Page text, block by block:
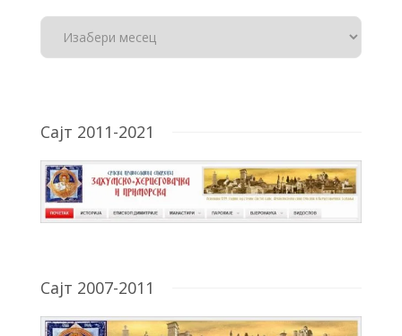
Сајт 2011-2021
Сајт 2007-2011